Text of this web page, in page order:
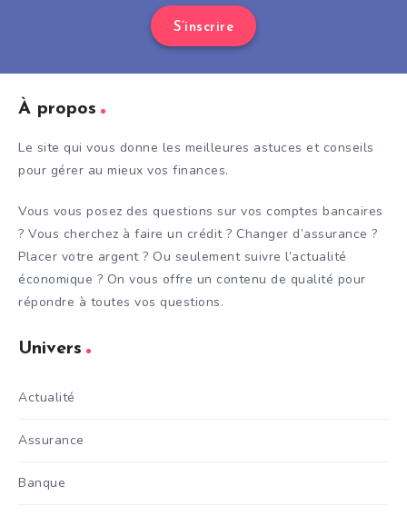
S’inscrire
À propos
Le site qui vous donne les meilleures astuces et conseils
pour gérer au mieux vos finances.
Vous vous posez des questions sur vos comptes bancaires
? Vous cherchez à faire un crédit ? Changer d’assurance ?
Placer votre argent ? Ou seulement suivre l’actualité
économique ? On vous offre un contenu de qualité pour
répondre à toutes vos questions.
Univers
Actualité
Assurance
Banque